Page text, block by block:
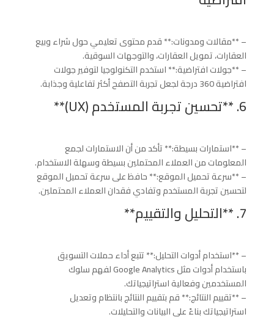
– **مقالات ومدونات:** قدم محتوى تعليمي حول شراء وبيع
العقارات، تمويل العقارات، والتوجهات السوقية.
– **جولات افتراضية:** استخدم التكنولوجيا لتوفير جولات
افتراضية 360 درجة لجعل تجربة التصفح أكثر تفاعلية وجذابة.
6. **تحسين تجربة المستخدم (UX)**
– **استمارات بسيطة:** تأكد من أن الاستمارات لجمع
المعلومات من العملاء المحتملين بسيطة وسهلة الاستخدام.
– **سرعة تحميل الموقع:** حافظ على سرعة تحميل الموقع
لتحسين تجربة المستخدم وتفادي فقدان العملاء المحتملين.
7. **التحليل والتقييم**
– **استخدام أدوات التحليل:** تتبع أداء حملات التسويق
باستخدام أدوات مثل Google Analytics لفهم سلوك
المستخدمين وفعالية استراتيجياتك.
– **تقييم النتائج:** قم بتقييم النتائج بانتظام وتعديل
استراتيجياتك بناءً على البيانات والتحليلات.